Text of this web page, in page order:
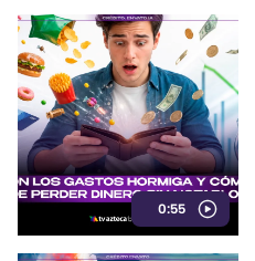
0:55